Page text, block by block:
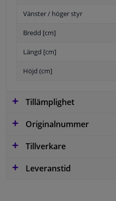
Vänster / höger styr
Bredd [cm]
Längd [cm]
Höjd (cm]
Tillämplighet
Originalnummer
Tillverkare
Leveranstid